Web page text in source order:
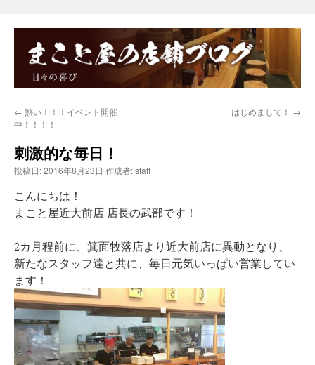
← 熱い！！！イベント開催
中！！！！
はじめまして！ →
刺激的な毎日！
投稿日:2016年8月23日 作成者:staff
こんにちは！
まこと屋近大前店 店長の武部です！
2カ月程前に、箕面牧落店より近大前店に異動となり、
新たなスタッフ達と共に、毎日元気いっぱい営業してい
ます！